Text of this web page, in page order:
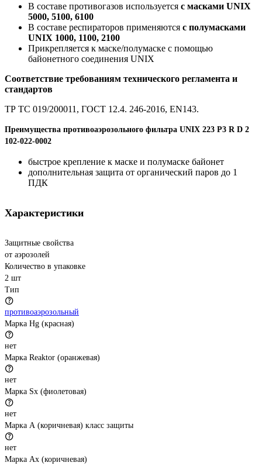
В составе противогазов используется с масками UNIX
5000, 5100, 6100
В составе респираторов применяются с полумасками
UNIX 1000, 1100, 2100
Прикрепляется к маске/полумаске с помощью
байонетного соединения UNIX
Соответствие требованиям технического регламента и
стандартов
ТР ТС 019/200011, ГОСТ 12.4. 246-2016, EN143.
Преимущества противоаэрозольного фильтра UNIX 223 P3 R D 2
102-022-0002
быстрое крепление к маске и полумаске байонет
дополнительная защита от органический паров до 1
ПДК
Характеристики
Защитные свойства
от аэрозолей
Количество в упаковке
2 шт
Тип
противоаэрозольный
Марка Hg (красная)
нет
Марка Reaktor (оранжевая)
нет
Марка Sx (фиолетовая)
нет
Марка А (коричневая) класс защиты
нет
Марка Ах (коричневая)